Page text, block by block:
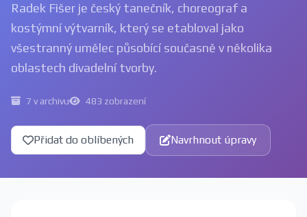
Radek Fišer je český tanečník, choreograf a
kostýmní výtvarník, který se etabloval jako
všestranný umělec působící současně v několika
oblastech divadelní tvorby.
7 v archivu 483 zobrazení
Přidat do oblíbených Navrhnout úpravy